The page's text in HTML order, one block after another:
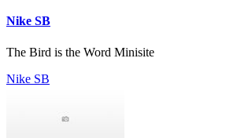
Nike SB
The Bird is the Word Minisite
Nike SB